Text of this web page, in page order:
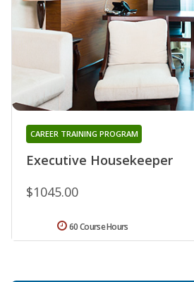
Executive Housekeeper
CAREER TRAINING PROGRAM
$1045.00
60 Course Hours